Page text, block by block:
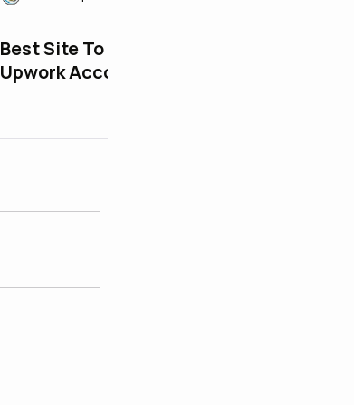
Best Site To Buy Verified
Upwork Accounts in